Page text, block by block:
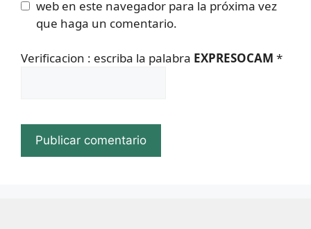
web en este navegador para la próxima vez
que haga un comentario.
Verificacion : escriba la palabra EXPRESOCAM *